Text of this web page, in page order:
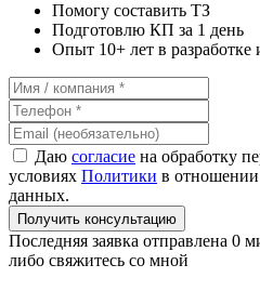
Помогу составить ТЗ
Подготовлю КП за 1 день
Опыт 10+ лет в разработке
Даю согласие на обработку
условиях Политики в отношении
данных.
Получить консультацию
Последняя заявка отправлена 0
либо свяжитесь со мной